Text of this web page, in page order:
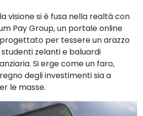
visione si è fusa nella realtà con
Pay Group, un portale online
per tessere un arazzo
zelanti e baluardi
Si erge come un faro,
degli investimenti sia a
le masse.